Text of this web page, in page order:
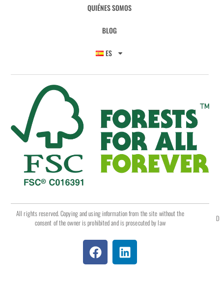
QUIÉNES SOMOS
BLOG
ES
All rights reserved. Copying and using information from the site without the
consent of the owner is prohibited and is prosecuted by law